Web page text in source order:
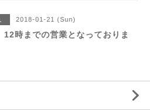
2018-01-21 (Sun)
時までの営業となっておりま